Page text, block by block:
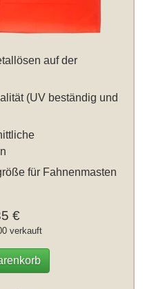
auf der
(UV beständig und
für Fahnenmasten
€
verkauft